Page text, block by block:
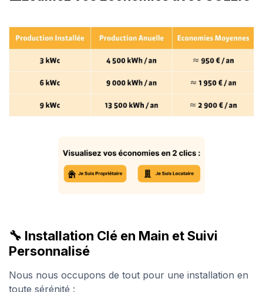
🔧 Installation Clé en Main et Suivi
Personnalisé
Nous nous occupons de tout pour une installation en
toute sérénité :